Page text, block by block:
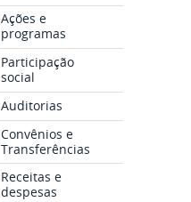
Ações e
programas
Participação
social
Auditorias
Convênios e
Transferências
Receitas e
despesas